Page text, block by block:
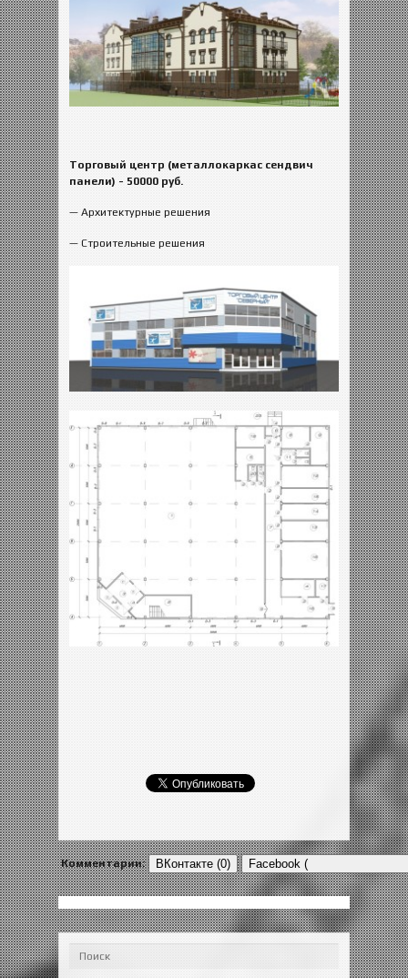
Торговый центр (металлокаркас сендвич
панели) - 50000 руб.
— Архитектурные решения
— Строительные решения
Комментарии: ВКонтакте (0) Facebook (